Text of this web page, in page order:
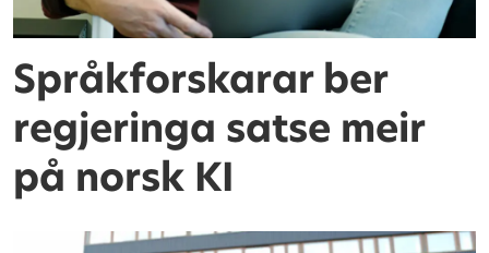
Språkforskarar ber
regjeringa satse meir
på norsk KI